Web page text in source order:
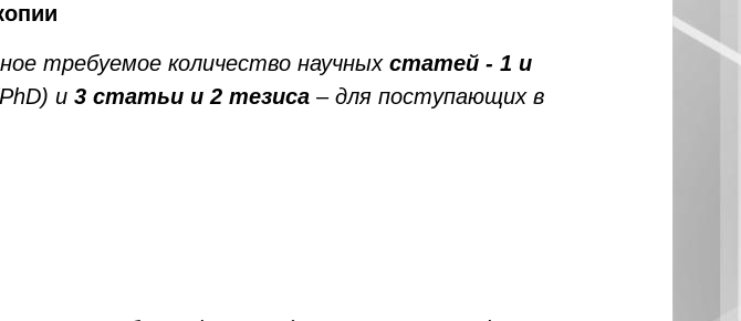
требуемое количество научных статей - 1 и
и 3 статьи и 2 тезиса – для поступающих в